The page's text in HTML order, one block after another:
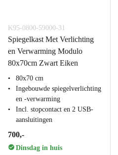
K95-0800-59000-31
Spiegelkast Met Verlichting
en Verwarming Modulo
80x70cm Zwart Eiken
80x70 cm
Ingebouwde spiegelverlichting
en -verwarming
Incl. stopcontact en 2 USB-
aansluitingen
700,-
Dinsdag in huis